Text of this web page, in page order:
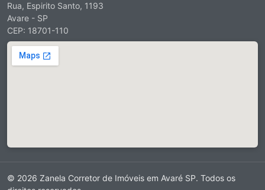
Rua, Espirito Santo, 1193
Avare - SP
CEP: 18701-110
© 2026 Zanela Corretor de Imóveis em Avaré SP. Todos os